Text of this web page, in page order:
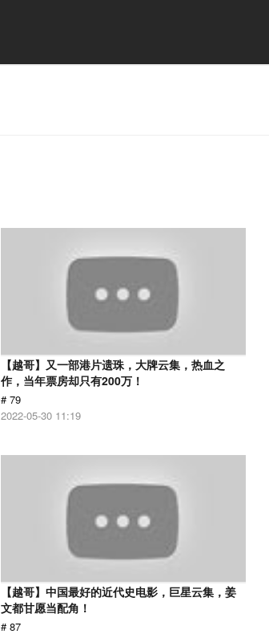
【越哥】又一部港片遗珠，大牌云集，热血之
作，当年票房却只有200万！
# 79
2022-05-30 11:19
【越哥】中国最好的近代史电影，巨星云集，姜
文都甘愿当配角！
# 87